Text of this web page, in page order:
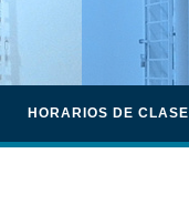
HORARIOS DE CLASE